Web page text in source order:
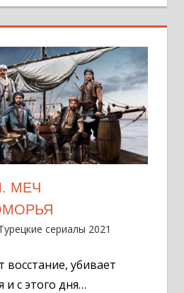
МЕЧ
сериалы 2021
восстание, убивает
и с этого дня…